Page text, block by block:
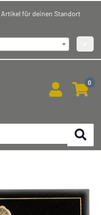
Artikel für deinen Standort
0